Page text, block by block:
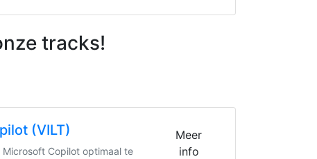
tracks!
(VILT)
Copilot optimaal te
Meer
info